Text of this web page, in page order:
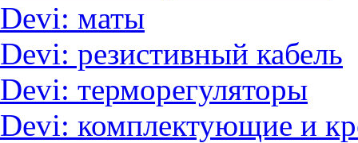
Devi: маты
Devi: резистивный кабель
Devi: терморегуляторы
Devi: комплектующие и